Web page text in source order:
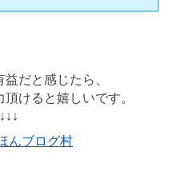
だと感じたら、
けると嬉しいです。
んブログ村